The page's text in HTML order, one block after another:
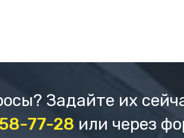
Задайте их
77-28 или через